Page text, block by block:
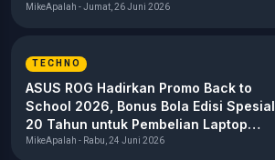
Kerja
MikeApalah - Jumat, 26 Juni 2026
TECHNO
ASUS ROG Hadirkan Promo Back to
School 2026, Bonus Bola Edisi Spesial
20 Tahun untuk Pembelian Laptop
Gaming
MikeApalah - Rabu, 24 Juni 2026